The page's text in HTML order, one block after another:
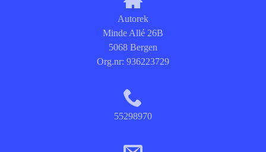
Autorek
Minde Allé 26B
5068 Bergen
Org.nr: 936223729
55298970